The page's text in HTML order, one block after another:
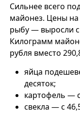
Сильнее всего
майонез. Цены
рыбу — выросли с
Килограмм
рубля вместо
яйца
десяток;
картофель —
свекла — с